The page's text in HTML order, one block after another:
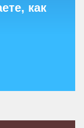
как